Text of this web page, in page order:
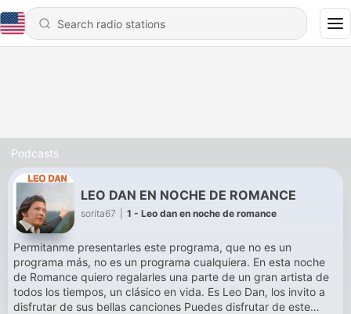
Podcasts
LEO DAN EN NOCHE DE ROMANCE
sorita67 1 - Leo dan en noche de romance
Permitanme presentarles este programa, que no es un
programa más, no es un programa cualquiera. En esta noche
de Romance quiero regalarles una parte de un gran artista de
todos los tiempos, un clásico en vida. Es Leo Dan, los invito a
disfrutar de sus bellas canciones Puedes disfrutar de este